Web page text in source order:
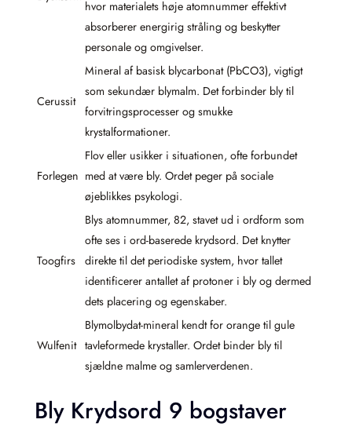
hvor materialets høje atomnummer effektivt
absorberer energirig stråling og beskytter
personale og omgivelser.
Cerussit
Mineral af basisk blycarbonat (PbCO3), vigtigt
som sekundær blymalm. Det forbinder bly til
forvitringsprocesser og smukke
krystalformationer.
Forlegen
Flov eller usikker i situationen, ofte forbundet
med at være bly. Ordet peger på sociale
øjeblikkes psykologi.
Toogfirs
Blys atomnummer, 82, stavet ud i ordform som
ofte ses i ord-baserede krydsord. Det knytter
direkte til det periodiske system, hvor tallet
identificerer antallet af protoner i bly og dermed
dets placering og egenskaber.
Wulfenit
Blymolbydat-mineral kendt for orange til gule
tavleformede krystaller. Ordet binder bly til
sjældne malme og samlerverdenen.
Bly Krydsord 9 bogstaver